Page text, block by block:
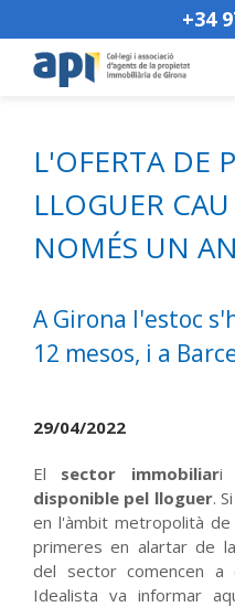
+34
L'OFERTA DE
LLOGUER
NOMÉS UN
A Girona l'estoc
12 mesos, i a
29/04/2022
El sector immobiliari
disponible pel lloguer.
en l'àmbit metropolità
primeres en alartar de
del sector comencen a
Idealista va informar